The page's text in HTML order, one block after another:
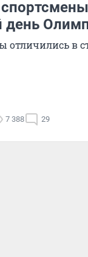
день
отличились в
7 388 29